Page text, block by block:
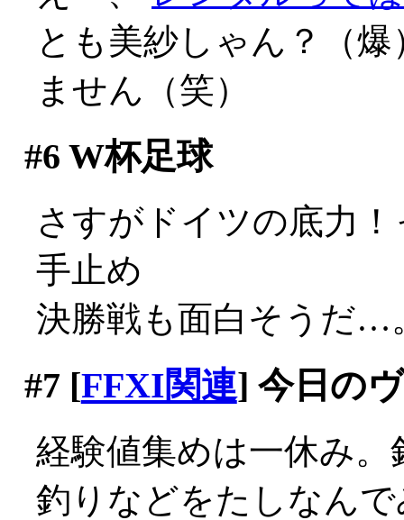
とも美紗しゃん？（
ません（笑）
#6 W杯足球
さすがドイツの底力
手止め
決勝戦も面白そうだ…
#7 [FFXI関連] 今日の
経験値集めは一休み
釣りなどをたしなん